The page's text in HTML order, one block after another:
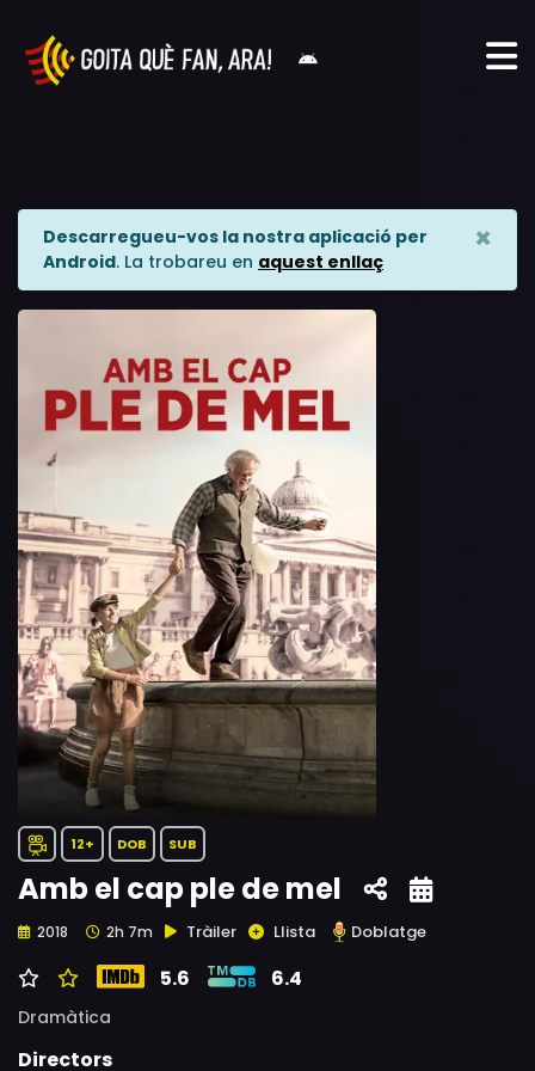
Descarregueu-vos la nostra aplicació per
Android. La trobareu en aquest enllaç
×
12+ DOB SUB
Amb el cap ple de mel
2018 2h 7m Tràiler Llista Doblatge
5.6 6.4
Dramàtica
Directors